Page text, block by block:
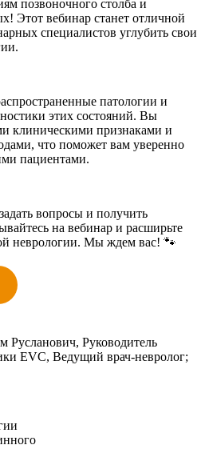
позвоночного столба и
Этот вебинар станет отличной
специалистов углубить свои
патологии и
этих состояний. Вы
клиническими признаками и
что поможет вам уверенно
пациентами.
вопросы и получить
на вебинар и расширьте
неврологии. Мы ждем вас! 🐾
Русланович, Руководитель
EVC, Ведущий врач-невролог;